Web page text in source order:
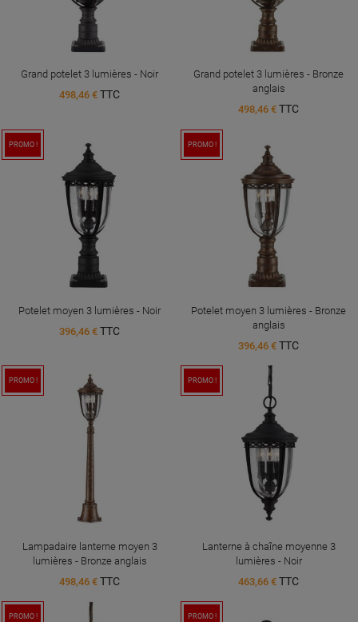
Grand potelet 3 lumières - Noir
498,46 € TTC
Grand potelet 3 lumières - Bronze
anglais
498,46 € TTC
PROMO !
Potelet moyen 3 lumières - Noir
396,46 € TTC
PROMO !
Potelet moyen 3 lumières - Bronze
anglais
396,46 € TTC
PROMO !
Lampadaire lanterne moyen 3
lumières - Bronze anglais
498,46 € TTC
PROMO !
Lanterne à chaîne moyenne 3
lumières - Noir
463,66 € TTC
PROMO ! PROMO !